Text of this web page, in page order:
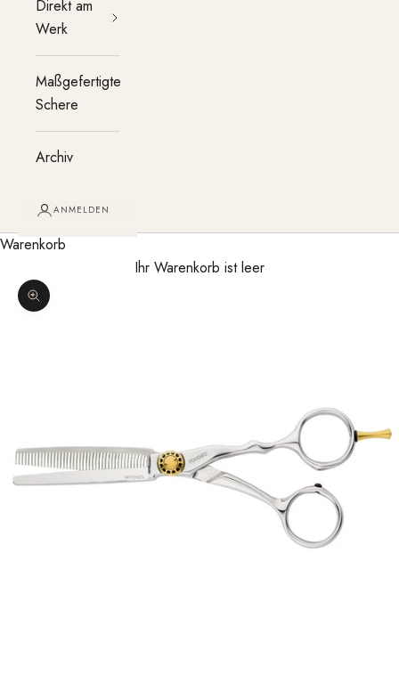
Direkt am
Werk
Maßgefertigte
Schere
Archiv
ANMELDEN
Warenkorb
Ihr Warenkorb ist leer
Bild vergrößern